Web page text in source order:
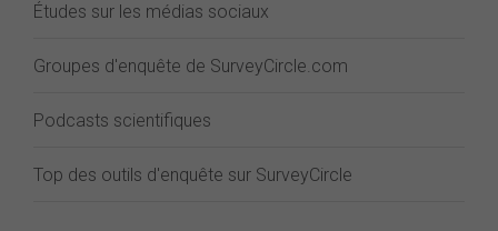
Études sur les médias sociaux
Groupes d'enquête de SurveyCircle.com
Podcasts scientifiques
Top des outils d'enquête sur SurveyCircle